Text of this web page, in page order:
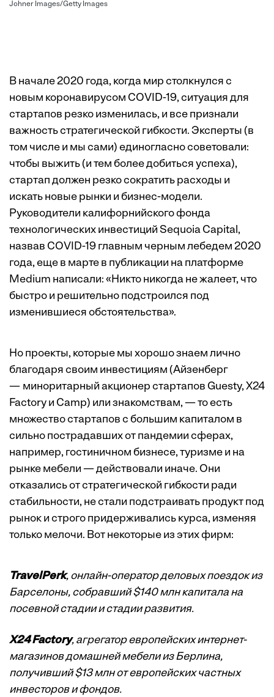
Johner Images/Getty Images
В начале 2020 года, когда мир столкнулся с
новым коронавирусом COVID-19, ситуация для
стартапов резко изменилась, и все признали
важность стратегической гибкости. Эксперты (в
том числе и мы сами) единогласно советовали:
чтобы выжить (и тем более добиться успеха),
стартап должен резко сократить расходы и
искать новые рынки и бизнес-модели.
Руководители калифорнийского фонда
технологических инвестиций Sequoia Capital,
назвав COVID-19 главным черным лебедем 2020
года, еще в марте в публикации на платформе
Medium написали: «Никто никогда не жалеет, что
быстро и решительно подстроился под
изменившиеся обстоятельства».
Но проекты, которые мы хорошо знаем лично
благодаря своим инвестициям (Айзенберг
— миноритарный акционер стартапов Guesty, X24
Factory и Camp) или знакомствам, — то есть
множество стартапов с большим капиталом в
сильно пострадавших от пандемии сферах,
например, гостиничном бизнесе, туризме и на
рынке мебели — действовали иначе. Они
отказались от стратегической гибкости ради
стабильности, не стали подстраивать продукт под
рынок и строго придерживались курса, изменяя
только мелочи. Вот некоторые из этих фирм:
TravelPerk, онлайн-оператор деловых поездок из
Барселоны, собравший $140 млн капитала на
посевной стадии и стадии развития.
X24 Factory, агрегатор европейских интернет-
магазинов домашней мебели из Берлина,
получивший $13 млн от европейских частных
инвесторов и фондов.